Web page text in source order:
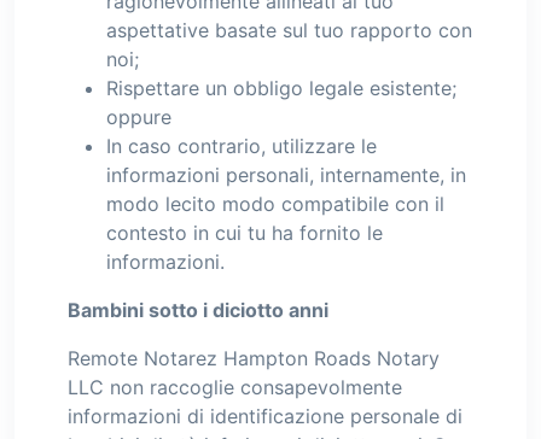
aspettative basate sul tuo rapporto con
noi;
Rispettare un obbligo legale esistente;
oppure
In caso contrario, utilizzare le
informazioni personali, internamente, in
modo lecito modo compatibile con il
contesto in cui tu ha fornito le
informazioni.
Bambini sotto i diciotto anni
Remote Notarez Hampton Roads Notary
LLC non raccoglie consapevolmente
informazioni di identificazione personale di